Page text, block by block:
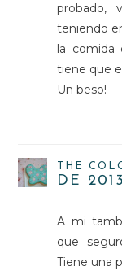
probado,
teniendo
la
tiene que
Un beso!
THE
DE
A mi
que
Tiene una